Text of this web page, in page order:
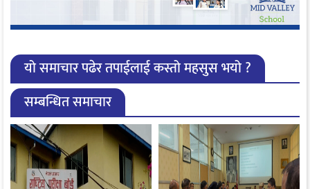
यो समाचार पढेर तपाईलाई कस्तो महसुस भयो ?
सम्बन्धित समाचार